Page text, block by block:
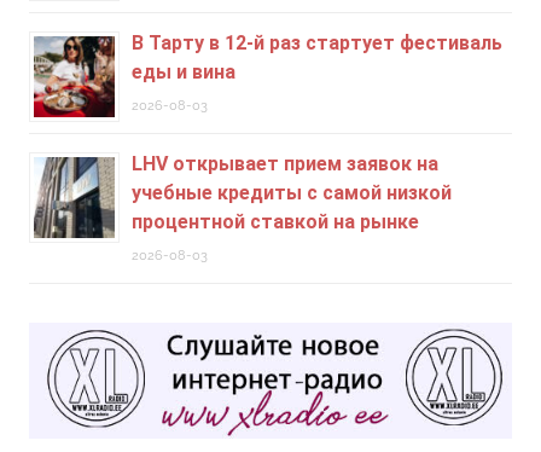
В Тарту в 12-й раз стартует фестиваль
еды и вина
2026-08-03
LHV открывает прием заявок на
учебные кредиты c самой низкой
процентной ставкой на рынке
2026-08-03